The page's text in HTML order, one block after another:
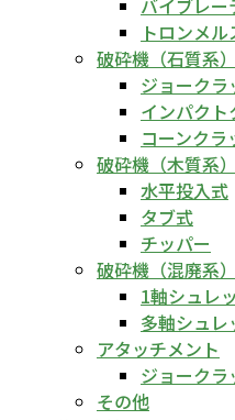
バイブレー
トロンメ
破砕機（石質系）
ジョークラ
インパクト
コーンクラ
破砕機（木質系）
水平投入式
タブ式
チッパー
破砕機（混廃系）
1軸シュレ
多軸シュレ
アタッチメント
ジョークラ
その他